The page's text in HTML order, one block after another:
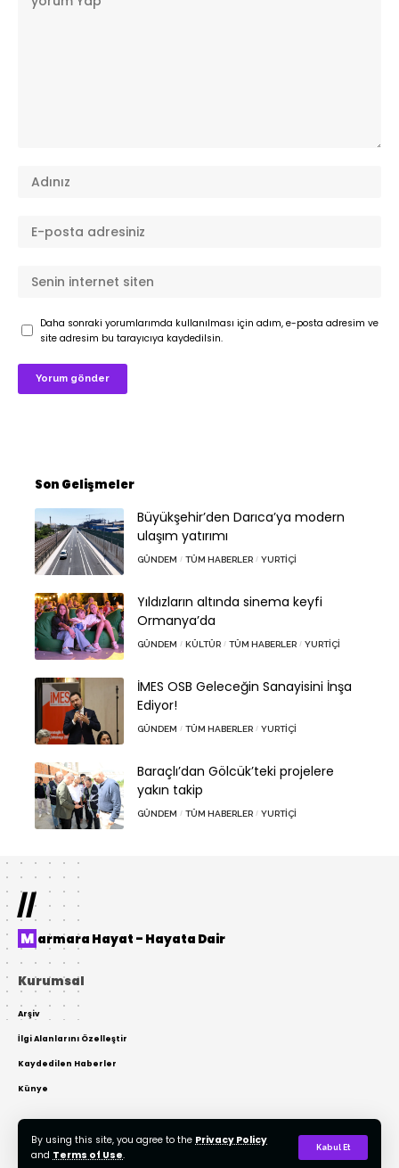
By using this site, you agree to the Privacy Policy
and Terms of Use.
Kabul Et
Daha sonraki yorumlarımda kullanılması için adım, e-posta adresim ve
site adresim bu tarayıcıya kaydedilsin.
Son Gelişmeler
Büyükşehir’den Darıca’ya modern
ulaşım yatırımı
GÜNDEM TÜM HABERLER YURTIÇI
Yıldızların altında sinema keyfi
Ormanya’da
GÜNDEM KÜLTÜR TÜM HABERLER YURTIÇI
İMES OSB Geleceğin Sanayisini İnşa
Ediyor!
GÜNDEM TÜM HABERLER YURTIÇI
Baraçlı’dan Gölcük’teki projelere
yakın takip
GÜNDEM TÜM HABERLER YURTIÇI
//
Marmara Hayat – Hayata Dair
Kurumsal
Arşiv
İlgi Alanlarını Özelleştir
Kaydedilen Haberler
Künye
© 2022 Tasarım: AKTOR Bilişim. Tüm Hakları Gizlidir. Kaynak Gösterilmeden